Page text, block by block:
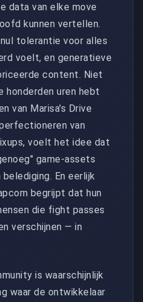
data van elke move
kunnen vertellen.
tolerantie voor alles
voelt, en generatieve
content. Niet
honderden uren hebt
van Marisa's Drive
van
voelt het idee dat
game-assets
En eerlijk
begrijpt dat hun
die fight passes
verschijnen — in
is waarschijnlijk
waar de ontwikkelaar